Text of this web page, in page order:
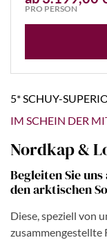
PRO PERSON
5* SCHUY-
IM SCHEIN DER
Nordkap &
Begleiten Sie
den arktischen
Diese, speziell von
zusammengestellte